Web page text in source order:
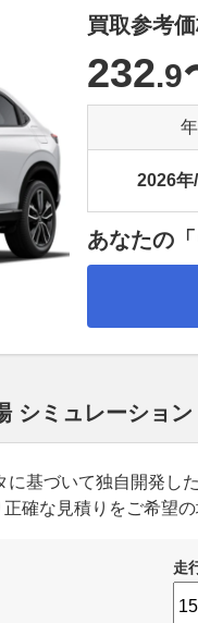
買取参考
232.9
2026年
あなたの
シミュレーション
基づいて独自開発
確な見積りをご希望
走